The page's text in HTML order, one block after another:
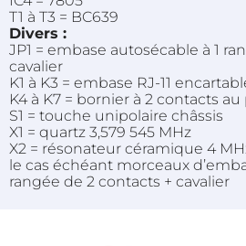
T1 à T3 = BC639
Divers :
JP1 = embase autosécable à 1
cavalier
K1 à K3 = embase RJ-11
K4 à K7 = bornier à 2 contacts
S1 = touche unipolaire châssis
X1 = quartz 3,579 545 MHz
X2 = résonateur céramique 4
le cas échéant morceaux
rangée de 2 contacts + cavalier